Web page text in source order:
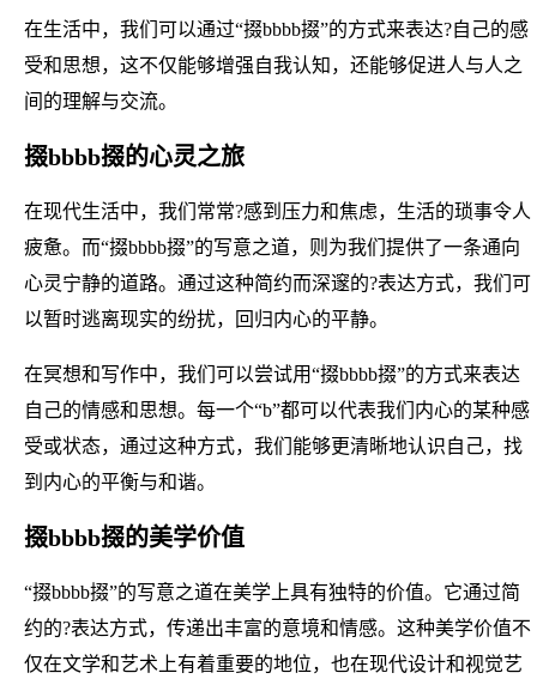
在生活中，我们可以通过“掇bbbb掇”的方式来表达?自己的感
受和思想，这不仅能够增强自我认知，还能够促进人与人之
间的理解与交流。
掇bbbb掇的心灵之旅
在现代生活中，我们常常?感到压力和焦虑，生活的琐事令人
疲惫。而“掇bbbb掇”的写意之道，则为我们提供了一条通向
心灵宁静的道路。通过这种简约而深邃的?表达方式，我们可
以暂时逃离现实的纷扰，回归内心的平静。
在冥想和写作中，我们可以尝试用“掇bbbb掇”的方式来表达
自己的情感和思想。每一个“b”都可以代表我们内心的某种感
受或状态，通过这种方式，我们能够更清晰地认识自己，找
到内心的平衡与和谐。
掇bbbb掇的美学价值
“掇bbbb掇”的写意之道在美学上具有独特的价值。它通过简
约的?表达方式，传递出丰富的意境和情感。这种美学价值不
仅在文学和艺术上有着重要的地位，也在现代设计和视觉艺